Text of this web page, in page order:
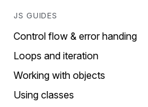
JS GUIDES
Control flow & error handing
Loops and iteration
Working with objects
Using classes